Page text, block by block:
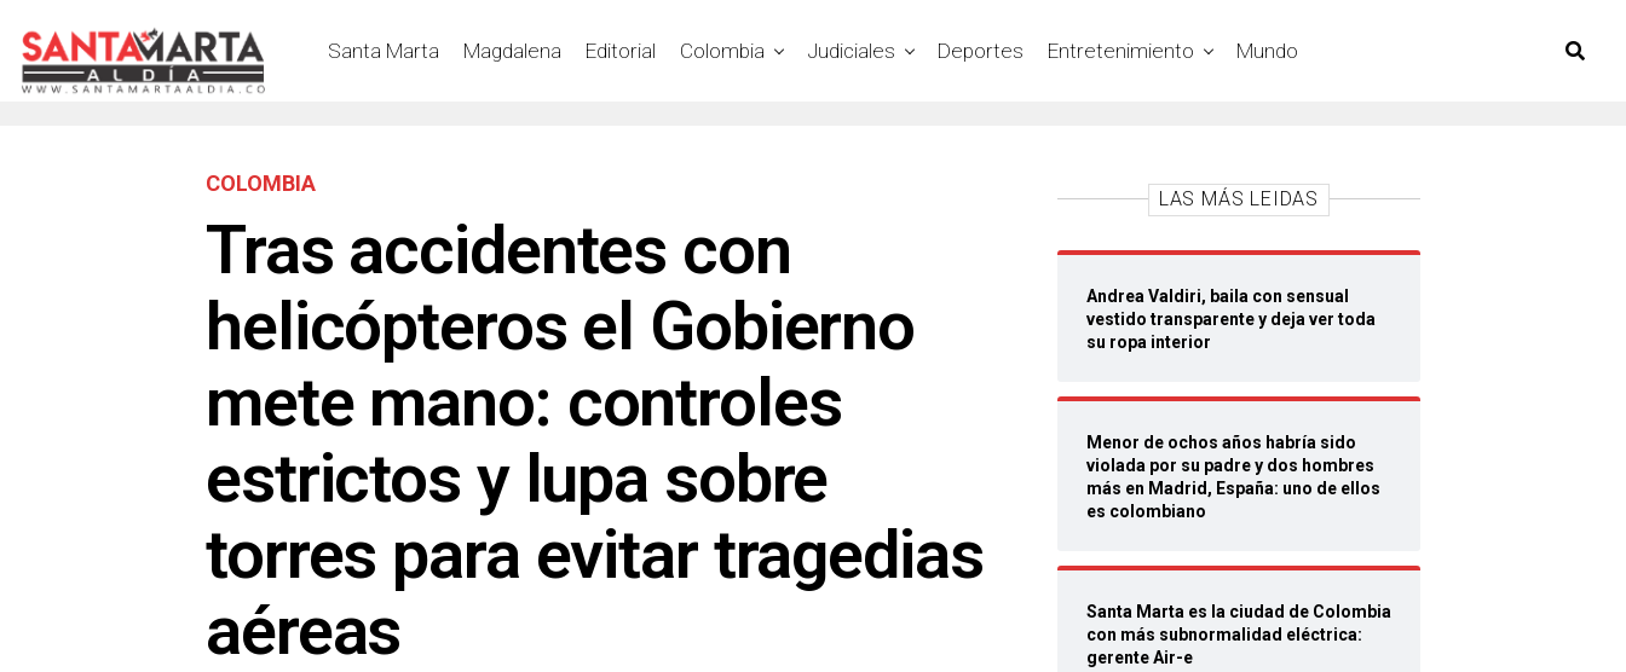
Santa Marta Magdalena Editorial Colombia Judiciales Deportes Entretenimiento Mundo
COLOMBIA
Tras accidentes con
helicópteros el Gobierno
mete mano: controles
estrictos y lupa sobre
torres para evitar tragedias
aéreas
LAS MÁS LEIDAS
Andrea Valdiri, baila con sensual
vestido transparente y deja ver toda
su ropa interior
Menor de ochos años habría sido
violada por su padre y dos hombres
más en Madrid, España: uno de ellos
es colombiano
Santa Marta es la ciudad de Colombia
con más subnormalidad eléctrica:
gerente Air-e